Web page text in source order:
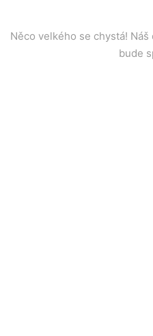
Něco velkého se chystá!
bude